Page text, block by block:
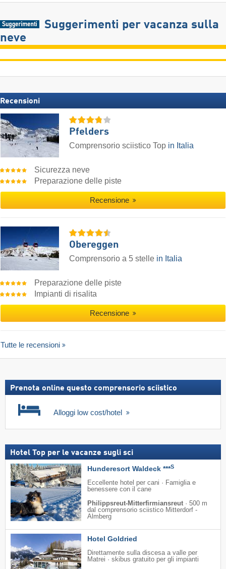
Suggerimenti per vacanza sulla
neve
Recensioni
Pfelders
Comprensorio sciistico Top in Italia
Sicurezza neve
Preparazione delle piste
Recensione
Obereggen
Comprensorio a 5 stelle in Italia
Preparazione delle piste
Impianti di risalita
Recensione
Tutte le recensioni
Prenota online questo comprensorio sciistico
Alloggi low cost/hotel
Hotel Top per le vacanze sugli sci
Hunderesort Waldeck ***S
Eccellente hotel per cani · Famiglia e
benessere con il cane
Philippsreut-Mitterfirmiansreut · 500 m
dal comprensorio sciistico Mitterdorf -
Almberg
Hotel Goldried
Direttamente sulla discesa a valle per
Matrei · skibus gratuito per gli impianti